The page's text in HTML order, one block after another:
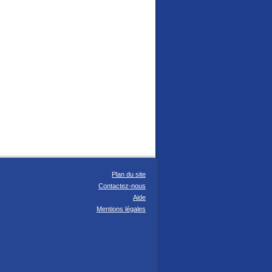
Plan du site
Contactez-nous
Aide
Mentions légales